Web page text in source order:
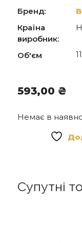
Бренд:
Країна
виробник:
Об'єм
593,00 ₴
Немає в
Супутні